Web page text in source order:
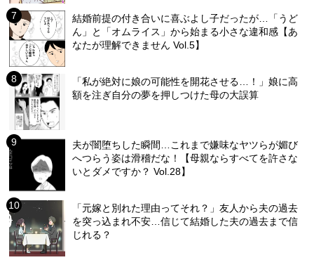
結婚前提の付き合いに喜ぶよし子だったが…「うど
ん」と「オムライス」から始まる小さな違和感【あ
なたが理解できません Vol.5】
「私が絶対に娘の可能性を開花させる…！」娘に高
額を注ぎ自分の夢を押しつけた母の大誤算
夫が闇堕ちした瞬間…これまで嫌味なヤツらが媚び
へつらう姿は滑稽だな！【母親ならすべてを許さな
いとダメですか？ Vol.28】
「元嫁と別れた理由ってそれ？」友人から夫の過去
を突っ込まれ不安…信じて結婚した夫の過去まで信
じれる？